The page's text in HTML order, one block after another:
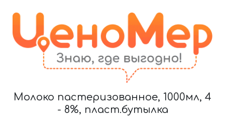
Молоко пастеризованное, 1000мл, 4
- 8%, пласт.бутылка